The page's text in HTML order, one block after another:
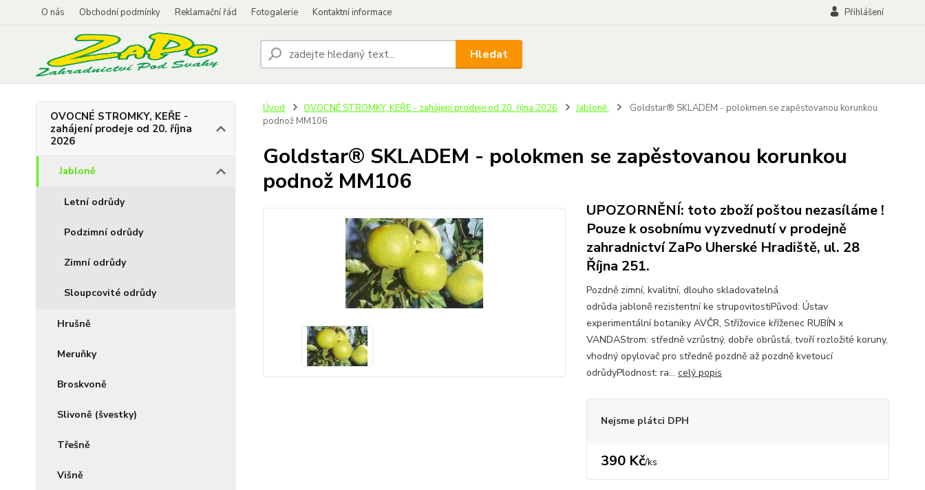
O nás Obchodní podmínky Reklamační řád Fotogalerie Kontaktní informace Přihlášení
Hledat
OVOCNÉ STROMKY, KEŘE -
zahájení prodeje od 20. října
2026
Jabloně
Letní odrůdy
Podzimní odrůdy
Zimní odrůdy
Sloupcovité odrůdy
Hrušně
Meruňky
Broskvoně
Slivoně (švestky)
Třešně
Višně
Úvod OVOCNÉ STROMKY, KEŘE - zahájení prodeje od 20. října 2026 Jabloně
Goldstar® SKLADEM - polokmen se zapěstovanou korunkou
podnož MM106
Goldstar® SKLADEM - polokmen se zapěstovanou korunkou
podnož MM106
UPOZORNĚNÍ: toto zboží poštou nezasíláme !
Pouze k osobnímu vyzvednutí v prodejně
zahradnictví ZaPo Uherské Hradiště, ul. 28
Října 251.
Pozdně zimní, kvalitní, dlouho skladovatelná
odrůda jabloně rezistentní ke strupovitostiPůvod: Ústav
experimentální botaniky AVČR, Střížovice kříženec RUBÍN x
VANDAStrom: středně vzrůstný, dobře obrůstá, tvoří rozložité koruny,
vhodný opylovač pro středně pozdně až pozdně kvetoucí
odrůdyPlodnost: ra... celý popis
Nejsme plátci DPH
390 Kč/ks